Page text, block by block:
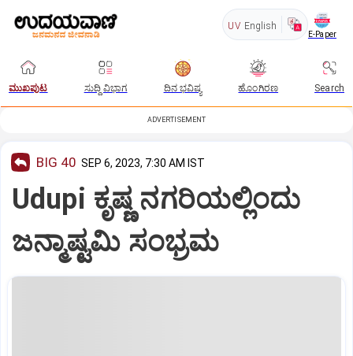
UV English
E-Paper
ಮುಖಪುಟ ಸುದ್ದಿ ವಿಭಾಗ ದಿನ ಭವಿಷ್ಯ ಹೊಂಗಿರಣ Search
ADVERTISEMENT
BIG 40 SEP 6, 2023, 7:30 AM IST
Udupi ಕೃಷ್ಣ ನಗರಿಯಲ್ಲಿಂದು
ಜನ್ಮಾಷ್ಟಮಿ ಸಂಭ್ರಮ